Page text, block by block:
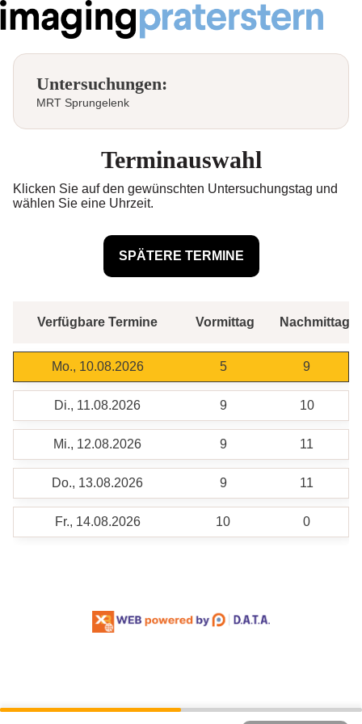
Untersuchungen:
MRT Sprungelenk
Terminauswahl
Klicken Sie auf den gewünschten Untersuchungstag und
wählen Sie eine Uhrzeit.
Verfügbare Termine Vormittag Nachmittag
Mo., 10.08.2026 5 9
Di., 11.08.2026 9 10
Mi., 12.08.2026 9 11
Do., 13.08.2026 9 11
Fr., 14.08.2026 10 0